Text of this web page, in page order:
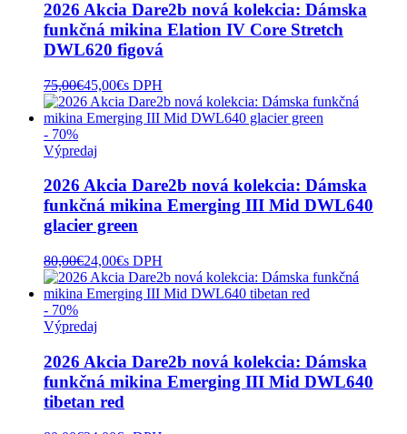
2026 Akcia Dare2b nová kolekcia: Dámska
funkčná mikina Elation IV Core Stretch
DWL620 figová
75,00€45,00€s DPH
- 70%
Výpredaj
2026 Akcia Dare2b nová kolekcia: Dámska
funkčná mikina Emerging III Mid DWL640
glacier green
80,00€24,00€s DPH
- 70%
Výpredaj
2026 Akcia Dare2b nová kolekcia: Dámska
funkčná mikina Emerging III Mid DWL640
tibetan red